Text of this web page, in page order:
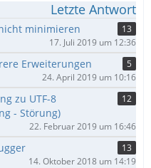
Letzte Antwort
minimieren
13
17. Juli 2019 um 12:36
Erweiterungen
5
24. April 2019 um 10:16
zu UTF-8
- Störung)
12
22. Februar 2019 um 16:46
13
14. Oktober 2018 um 14:19